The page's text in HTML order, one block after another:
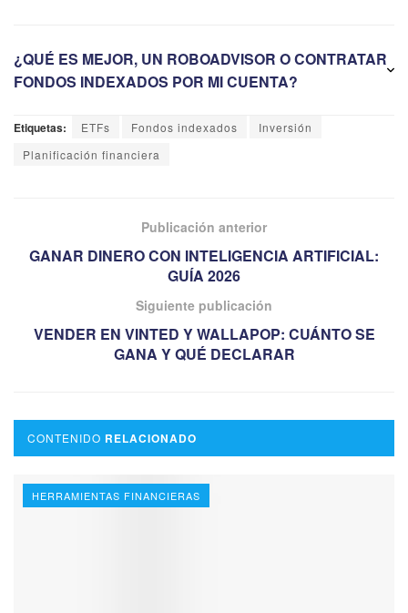
¿QUÉ ES MEJOR, UN ROBOADVISOR O CONTRATAR
FONDOS INDEXADOS POR MI CUENTA?
Etiquetas: ETFs Fondos indexados
Inversión
Planificación financiera
Publicación anterior
GANAR DINERO CON INTELIGENCIA ARTIFICIAL:
GUÍA 2026
Siguiente publicación
VENDER EN VINTED Y WALLAPOP: CUÁNTO SE
GANA Y QUÉ DECLARAR
CONTENIDO RELACIONADO
HERRAMIENTAS FINANCIERAS